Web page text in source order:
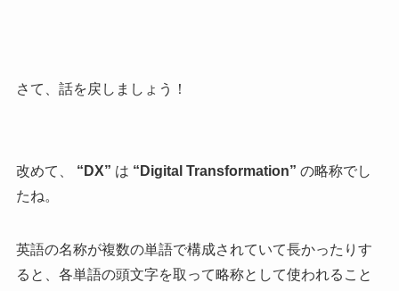
さて、話を戻しましょう！
改めて、 “DX” は “Digital Transformation” の略称でし
たね。
英語の名称が複数の単語で構成されていて長かったりす
ると、各単語の頭文字を取って略称として使われること